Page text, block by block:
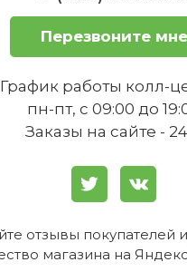
Перезвоните мне
График работы колл-
пн-пт, с 09:00 до
Заказы на сайте -